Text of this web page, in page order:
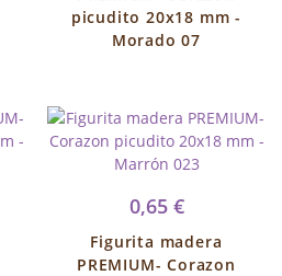
picudito 20x18 mm -
Morado 07
0,65 €
Figurita madera
PREMIUM- Corazon